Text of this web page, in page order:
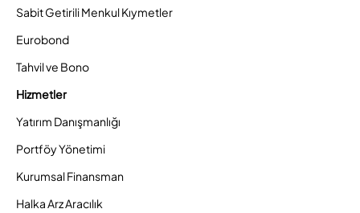
Sabit Getirili Menkul Kıymetler
Eurobond
Tahvil ve Bono
Hizmetler
Yatırım Danışmanlığı
Portföy Yönetimi
Kurumsal Finansman
Halka Arz Aracılık